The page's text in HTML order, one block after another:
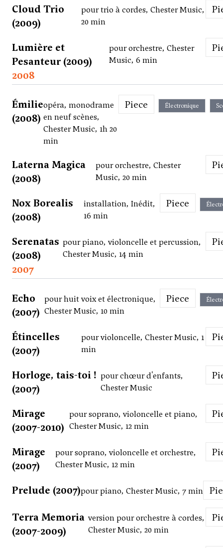
Cloud Trio
(2009)
pour trio à cordes, Chester Music,
20 min
Lumière et
Pesanteur (2009)
pour orchestre, Chester
Music, 6 min
2008
Émilie
(2008)
opéra, monodrame
en neuf scènes,
Chester Music, 1h 20
min
Piece Électronique
Laterna Magica
(2008)
pour orchestre, Chester
Music, 20 min
Nox Borealis
(2008)
installation, Inédit,
16 min
Piece
Serenatas
(2008)
pour piano, violoncelle et percussion,
Chester Music, 14 min
2007
Echo
(2007)
pour huit voix et électronique,
Chester Music, 10 min
Piece
Étincelles
(2007)
pour violoncelle, Chester Music, 1
min
Horloge, tais-toi !
(2007)
pour chœur d'enfants,
Chester Music
Mirage
(2007-2010)
pour soprano, violoncelle et piano,
Chester Music, 12 min
Mirage
(2007)
pour soprano, violoncelle et orchestre,
Chester Music, 12 min
Prelude (2007)pour piano, Chester Music, 7 min
Terra Memoria
(2007-2009)
version pour orchestre à cordes,
Chester Music, 20 min